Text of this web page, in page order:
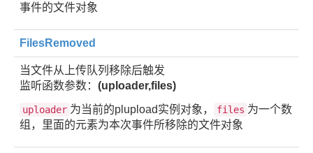
事件的文件对象
FilesRemoved
当文件从上传队列移除后触发
监听函数参数： (uploader,files)
uploader 为当前的plupload实例对象， files 为一个数
组，里面的元素为本次事件所移除的文件对象